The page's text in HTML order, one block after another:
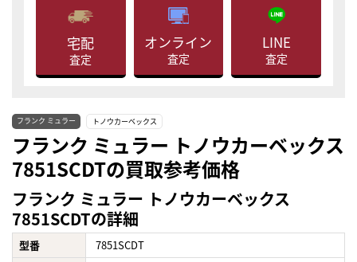
宅配
査定
オンライン
査定
LINE
査定
フランク ミュラー トノウカーベックス
フランク ミュラー トノウカーベックス
7851SCDTの買取参考価格
フランク ミュラー トノウカーベックス
7851SCDTの詳細
型番
7851SCDT